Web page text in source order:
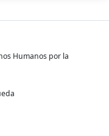
Humanos por la